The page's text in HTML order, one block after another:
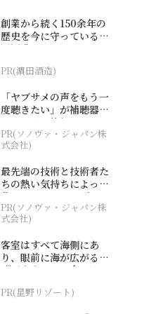
創業から続く150余年の
歴史を今に守っている濵
田酒造
PR(濵田酒造)
「ヤブサメの声をもう一
度聴きたい」が補聴器チ
ャレンジの後押しに
PR(ソノヴァ・ジャパン株
式会社)
最先端の技術と技術者た
ちの熱い気持ちによって
作られているオーダーメ
イド補聴器
PR(ソノヴァ・ジャパン株
式会社)
客室はすべて海側にあ
り、眼前に海が広がる
『西表島ホテル by 星野
PR(星野リゾート)